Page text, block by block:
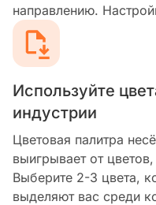
направлению.
Используйте
индустрии
Цветовая палитра
выигрывает от
Выберите 2-3 цвета,
выделяют вас среди